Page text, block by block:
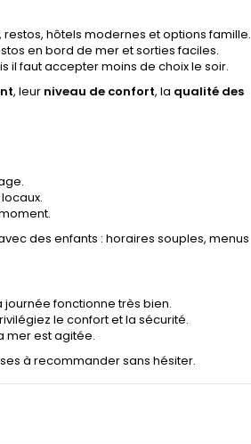
hôtels modernes et options famille.
en bord de mer et sorties faciles.
il faut accepter moins de choix le soir.
, leur niveau de confort, la qualité des
des enfants : horaires souples, menus
journée fonctionne très bien.
le confort et la sécurité.
mer est agitée.
à recommander sans hésiter.